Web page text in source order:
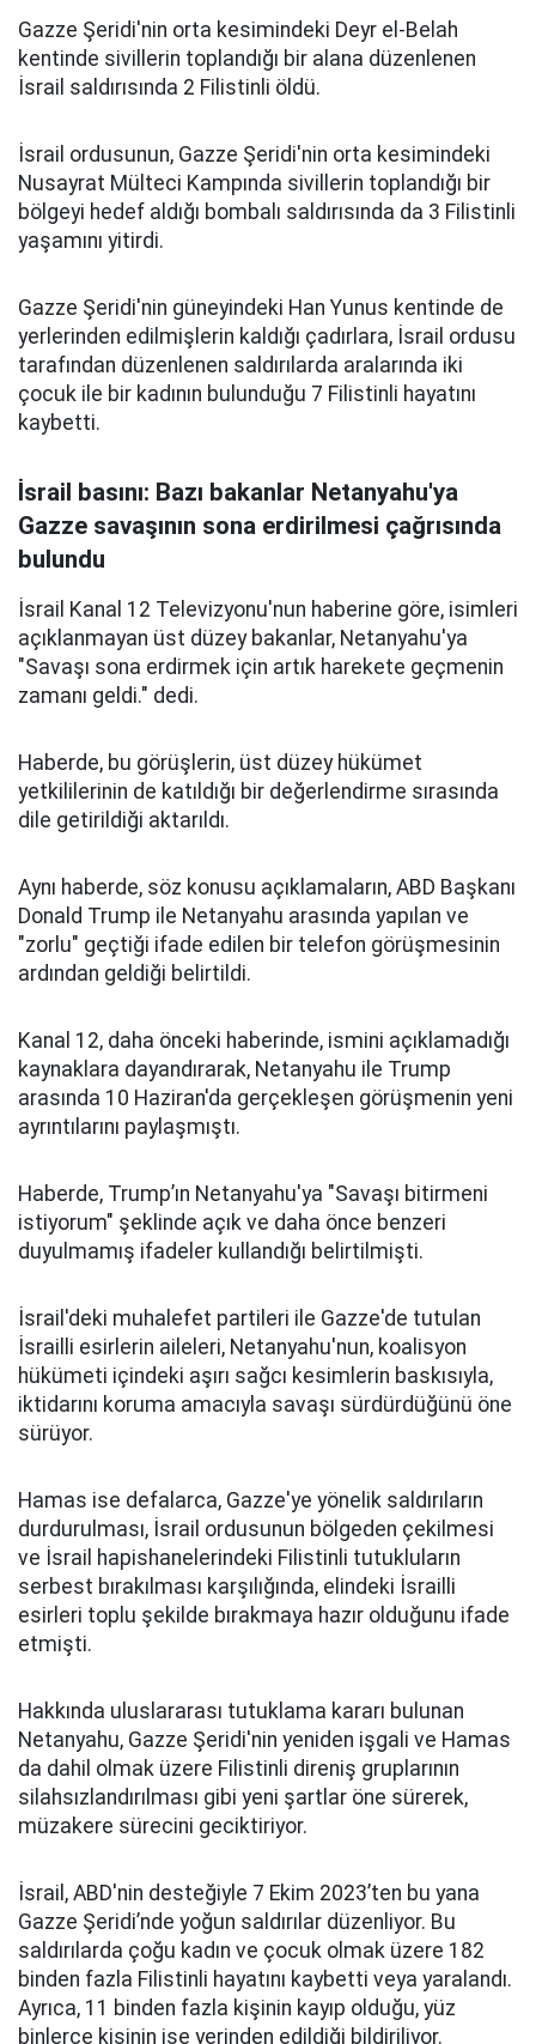
Gazze Şeridi'nin orta kesimindeki Deyr el-Belah
kentinde sivillerin toplandığı bir alana düzenlenen
İsrail saldırısında 2 Filistinli öldü.
İsrail ordusunun, Gazze Şeridi'nin orta kesimindeki
Nusayrat Mülteci Kampında sivillerin toplandığı bir
bölgeyi hedef aldığı bombalı saldırısında da 3 Filistinli
yaşamını yitirdi.
Gazze Şeridi'nin güneyindeki Han Yunus kentinde de
yerlerinden edilmişlerin kaldığı çadırlara, İsrail ordusu
tarafından düzenlenen saldırılarda aralarında iki
çocuk ile bir kadının bulunduğu 7 Filistinli hayatını
kaybetti.
İsrail basını: Bazı bakanlar Netanyahu'ya
Gazze savaşının sona erdirilmesi çağrısında
bulundu
İsrail Kanal 12 Televizyonu'nun haberine göre, isimleri
açıklanmayan üst düzey bakanlar, Netanyahu'ya
"Savaşı sona erdirmek için artık harekete geçmenin
zamanı geldi." dedi.
Haberde, bu görüşlerin, üst düzey hükümet
yetkililerinin de katıldığı bir değerlendirme sırasında
dile getirildiği aktarıldı.
Aynı haberde, söz konusu açıklamaların, ABD Başkanı
Donald Trump ile Netanyahu arasında yapılan ve
"zorlu" geçtiği ifade edilen bir telefon görüşmesinin
ardından geldiği belirtildi.
Kanal 12, daha önceki haberinde, ismini açıklamadığı
kaynaklara dayandırarak, Netanyahu ile Trump
arasında 10 Haziran'da gerçekleşen görüşmenin yeni
ayrıntılarını paylaşmıştı.
Haberde, Trump’ın Netanyahu'ya "Savaşı bitirmeni
istiyorum" şeklinde açık ve daha önce benzeri
duyulmamış ifadeler kullandığı belirtilmişti.
İsrail'deki muhalefet partileri ile Gazze'de tutulan
İsrailli esirlerin aileleri, Netanyahu'nun, koalisyon
hükümeti içindeki aşırı sağcı kesimlerin baskısıyla,
iktidarını koruma amacıyla savaşı sürdürdüğünü öne
sürüyor.
Hamas ise defalarca, Gazze'ye yönelik saldırıların
durdurulması, İsrail ordusunun bölgeden çekilmesi
ve İsrail hapishanelerindeki Filistinli tutukluların
serbest bırakılması karşılığında, elindeki İsrailli
esirleri toplu şekilde bırakmaya hazır olduğunu ifade
etmişti.
Hakkında uluslararası tutuklama kararı bulunan
Netanyahu, Gazze Şeridi'nin yeniden işgali ve Hamas
da dahil olmak üzere Filistinli direniş gruplarının
silahsızlandırılması gibi yeni şartlar öne sürerek,
müzakere sürecini geciktiriyor.
İsrail, ABD'nin desteğiyle 7 Ekim 2023’ten bu yana
Gazze Şeridi’nde yoğun saldırılar düzenliyor. Bu
saldırılarda çoğu kadın ve çocuk olmak üzere 182
binden fazla Filistinli hayatını kaybetti veya yaralandı.
Ayrıca, 11 binden fazla kişinin kayıp olduğu, yüz
binlerce kişinin ise yerinden edildiği bildiriliyor.